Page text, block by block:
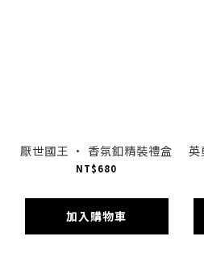
厭世國王 · 香氛釦精裝禮盒
NT$680
加入購物車